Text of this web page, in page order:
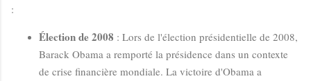
:
Élection de 2008 : Lors de l'élection présidentielle de 2008,
Barack Obama a remporté la présidence dans un contexte
de crise financière mondiale. La victoire d'Obama a